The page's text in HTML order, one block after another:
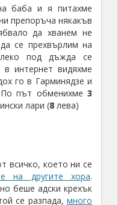
баба и я питахме
препоръча някакъв
да хванем не
се прехвърлим на
под дъжда се
интернет видяхме
го в Гарминядзе и
път обменихме3
лари (8лева)
всичко, което ни се
на другите хора.
беше адски крехък
се разпада,много